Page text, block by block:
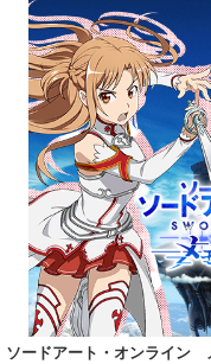
ソードアート・オンライン